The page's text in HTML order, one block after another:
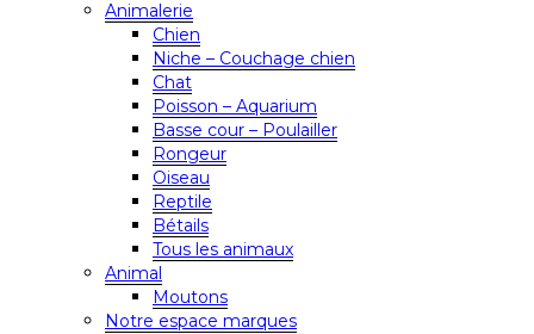
Animalerie
Chien
Niche – Couchage chien
Chat
Poisson – Aquarium
Basse cour – Poulailler
Rongeur
Oiseau
Reptile
Bétails
Tous les animaux
Animal
Moutons
Notre espace marques